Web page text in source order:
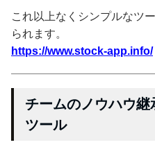
これ以上なくシンプルなツ
られます。
https://www.stock-app.info/
チームのノウハウ
ツール